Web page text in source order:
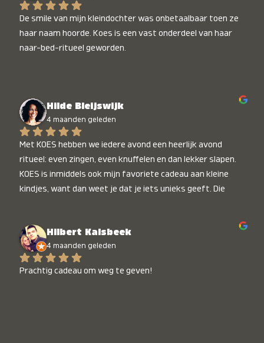
De smile van mijn kleindochter was onbetaalbaar toen ze
haar naam hoorde. Koes is een vast onderdeel van haar
naar-bed-ritueel geworden.
Hilde Bleijswijk
4 maanden geleden
Met KOES hebben we iedere avond een heerlijk avond
ritueel: even zingen, even knuffelen en dan lekker slapen.
KOES is inmiddels ook mijn favoriete cadeau aan kleine
kindjes, want dan weet je dat je iets unieks geeft. Die
Hilbert Kalsbeek
4 maanden geleden
Prachtig cadeau om weg te geven!